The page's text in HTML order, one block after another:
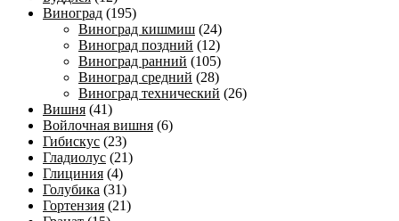
Виноград (195)
Виноград кишмиш (24)
Виноград поздний (12)
Виноград ранний (105)
Виноград средний (28)
Виноград технический (26)
Вишня (41)
Войлочная вишня (6)
Гибискус (23)
Гладиолус (21)
Глициния (4)
Голубика (31)
Гортензия (21)